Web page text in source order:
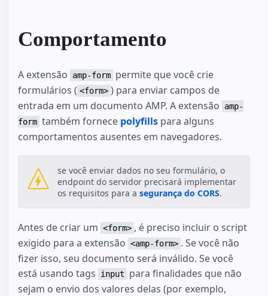
Comportamento
A extensão amp-form permite que você crie
formulários ( <form> ) para enviar campos de
entrada em um documento AMP. A extensão
amp-
form também fornece polyfills para alguns
comportamentos ausentes em navegadores.
se você enviar dados no seu formulário, o
endpoint do servidor precisará implementar
os requisitos para a segurança do CORS.
Antes de criar um <form> , é preciso incluir o script
exigido para a extensão <amp-form> . Se você não
fizer isso, seu documento será inválido. Se você
está usando tags
input
para finalidades que não
sejam o envio dos valores delas (por exemplo,